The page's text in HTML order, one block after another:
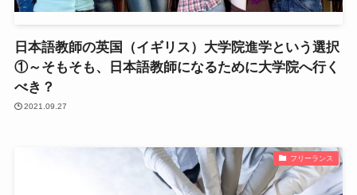
日本語教師の英国（イギリス）大学院進学という選択
①～そもそも、日本語教師になるために大学院へ行く
べき？
2021.09.27
フリーランス